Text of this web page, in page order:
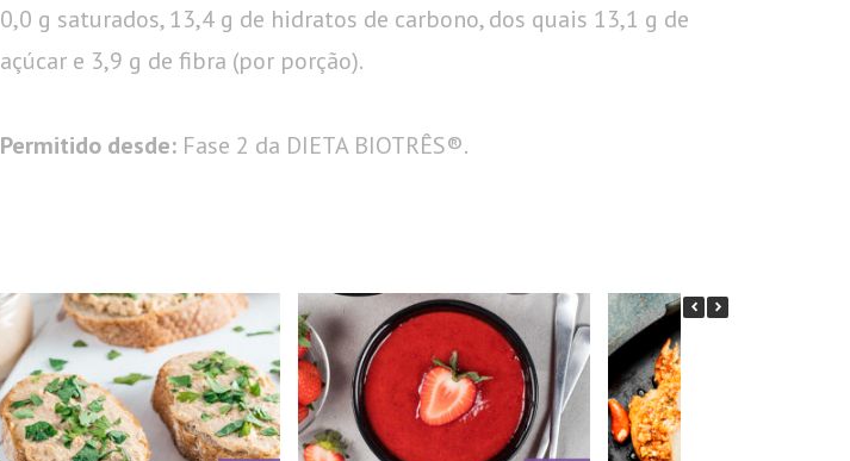
0,0 g saturados, 13,4 g de hidratos de carbono, dos quais 13,1 g de
açúcar e 3,9 g de fibra (por porção).
Permitido desde: Fase 2 da DIETA BIOTRÊS®.